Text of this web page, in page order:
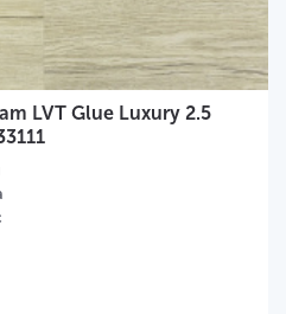
LVT Glue Luxury 2.5